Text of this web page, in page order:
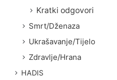
Kratki odgovori
Smrt/Dženaza
Ukrašavanje/Tijelo
Zdravlje/Hrana
HADIS